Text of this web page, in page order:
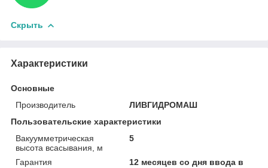
Скрыть
Характеристики
Основные
Производитель
ЛИВГИДРОМАШ
Пользовательские характеристики
Вакуумметрическая
высота всасывания, м
5
Гарантия
12 месяцев со дня ввода в